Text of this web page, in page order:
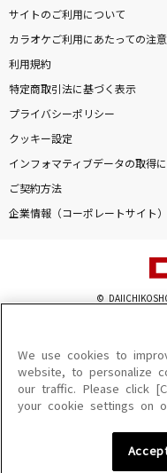
サイトのご利用について
カラオケご利用にあたっての注
利用規約
特定商取引法に基づく表示
プライバシーポリシー
クッキー設定
インフォマティブデータの取得
ご契約方法
企業情報（コーポレートサイト）
©
このサイトに掲載されている一切
を問わず、著作権法の定める範囲
を禁じます。
楽曲及びコンテンツは、機種によ
楽曲及びコンテンツの配信日、配
We use cookies to
website, to personalize
our traffic. Please click
your cookie settings on